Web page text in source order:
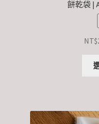
餅乾袋 |
NT$